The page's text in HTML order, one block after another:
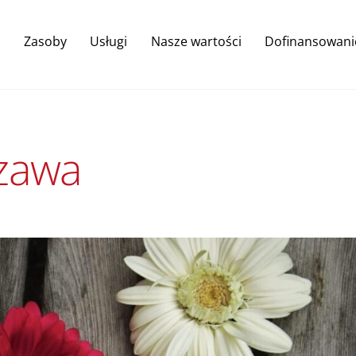
Zasoby Usługi Nasze wartości